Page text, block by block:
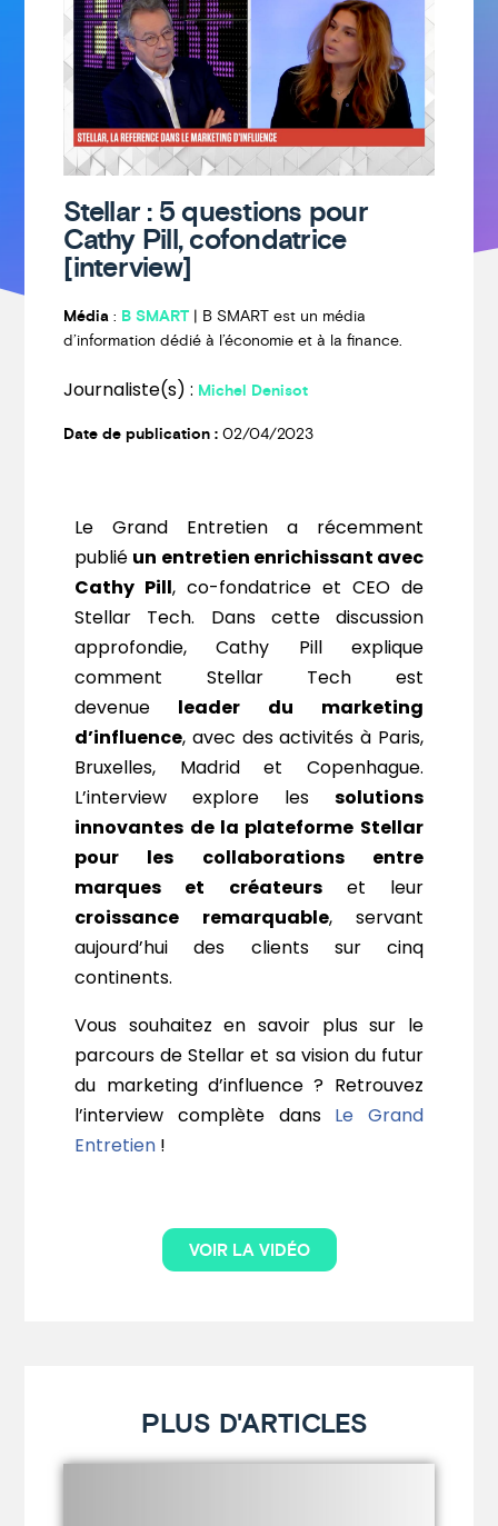
Stellar : 5 questions pour
Cathy Pill, cofondatrice
[interview]
Média : B SMART | B SMART est un média
d’information dédié à l’économie et à la finance.
Journaliste(s) : Michel Denisot
Date de publication :02/04/2023
Le Grand Entretien a récemment
publié un entretien enrichissant avec
Cathy Pill, co-fondatrice et CEO de
Stellar Tech. Dans cette discussion
approfondie, Cathy Pill explique
comment Stellar Tech est
devenue leader du marketing
d’influence, avec des activités à Paris,
Bruxelles, Madrid et Copenhague.
L’interview explore les solutions
innovantes de la plateforme Stellar
pour les collaborations entre
marques et créateurset leur
croissance remarquable, servant
aujourd’hui des clients sur cinq
continents.
Vous souhaitez en savoir plus sur le
parcours de Stellar et sa vision du futur
du marketing d’influence ? Retrouvez
l’interview complète dans Le Grand
Entretien !
VOIR LA VIDÉO
PLUS D'ARTICLES